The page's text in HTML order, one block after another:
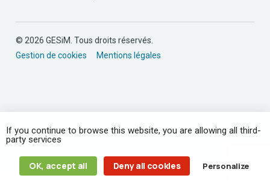
© 2026 GESiM. Tous droits réservés.
Gestion de cookies
Mentions légales
If you continue to browse this website, you are allowing all third-
party services
OK, accept all Deny all cookies Personalize